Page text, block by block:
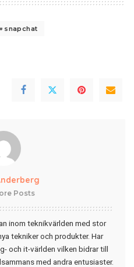
snapchat
Posts
inom teknikvärlden med stor
tekniker och produkter. Har
och it-världen vilken bidrar till
med andra entusiaster.